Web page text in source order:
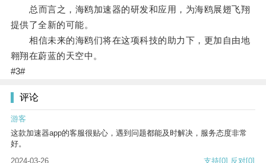
总而言之，海鸥加速器的研发和应用，为海鸥展翅飞翔
提供了全新的可能。
相信未来的海鸥们将在这项科技的助力下，更加自由地
翱翔在蔚蓝的天空中。
#3#
评论
游客
这款加速器app的客服很贴心，遇到问题都能及时解决，服务态度非常
好。
2024-03-26
支持[0] 反对[0]